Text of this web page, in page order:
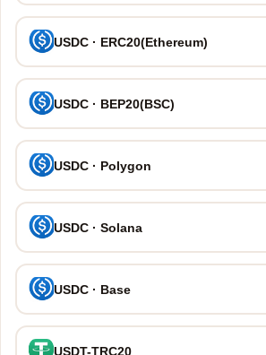
USDC · ERC20(Ethereum)
USDC · BEP20(BSC)
USDC · Polygon
USDC · Solana
USDC · Base
USDT-TRC20